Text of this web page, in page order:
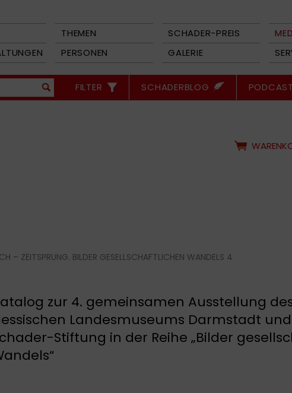
THEMEN SCHADER-PREIS
PERSONEN GALERIE
FILTER SCHADERBLOG PODCAST
– ZEITSPRUNG. BILDER GESELLSCHAFTLICHEN WANDELS 4
zur 4. gemeinsamen Ausstellung
Landesmuseums Darmstadt
Stiftung in der Reihe „Bilder